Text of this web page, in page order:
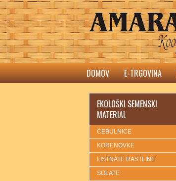
DOMOV E-TRGOVINA
EKOLOŠKI SEMENSKI
MATERIAL
ČEBULNICE
KORENOVKE
LISTNATE RASTLINE
SOLATE